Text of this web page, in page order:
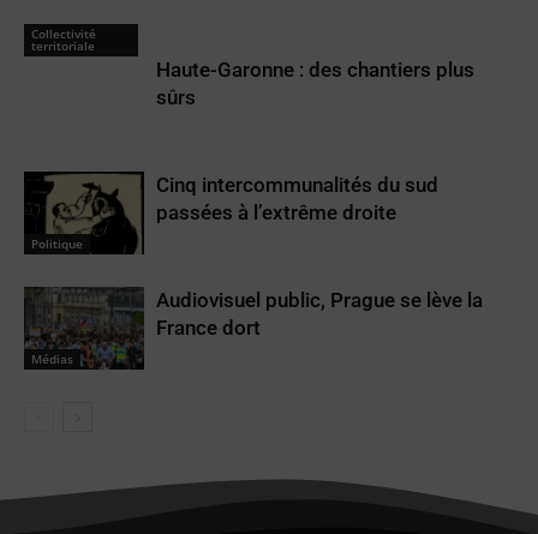
Collectivité
territoriale
Haute-Garonne : des chantiers plus
sûrs
Politique
Cinq intercommunalités du sud
passées à l’extrême droite
Médias
Audiovisuel public, Prague se lève la
France dort